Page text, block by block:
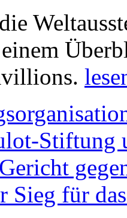
Stiftung
Sieg für